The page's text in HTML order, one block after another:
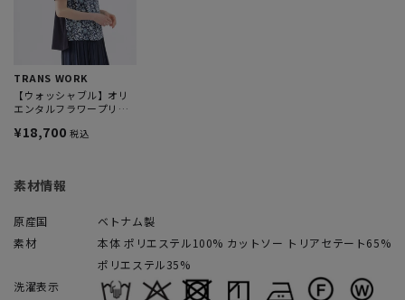
TRANS WORK
【ウォッシャブル】オリ
エンタルフラワープリン
¥18,700 税込
素材情報
原産国
ベトナム製
素材
本体 ポリエステル100% カットソー トリアセテート65%
ポリエステル35%
洗濯表示